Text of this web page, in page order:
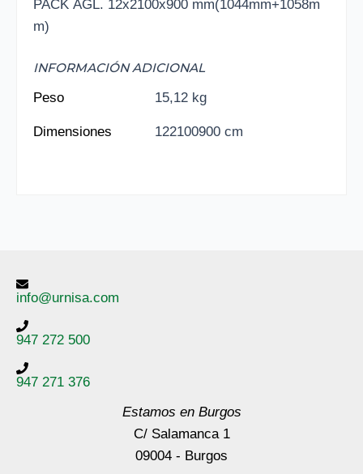
PACK AGL. 12x2100x900 mm(1044mm+1058m
m)
INFORMACIÓN ADICIONAL
Peso
15,12 kg
Dimensiones 122100900 cm
info@urnisa.com
947 272 500
947 271 376
Estamos en Burgos
C/ Salamanca 1
09004 - Burgos